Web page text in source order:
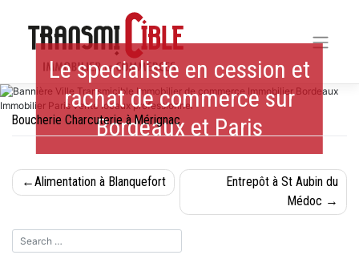
content
Le specialiste en cession et
rachat de commerce sur
Bordeaux et Paris
Boucherie Charcuterie à Mérignac
Navigation
de
l’article
Alimentation à Blanquefort
Entrepôt à St Aubin du
Médoc